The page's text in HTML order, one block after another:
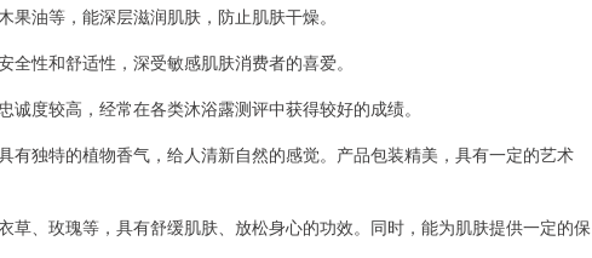
油等，能深层滋润肌肤，防止肌肤干燥。
性和舒适性，深受敏感肌肤消费者的喜爱。
度较高，经常在各类沐浴露测评中获得较好的成绩。
有独特的植物香气，给人清新自然的感觉。产品包装精美，具有一定的艺术
草、玫瑰等，具有舒缓肌肤、放松身心的功效。同时，能为肌肤提供一定的保